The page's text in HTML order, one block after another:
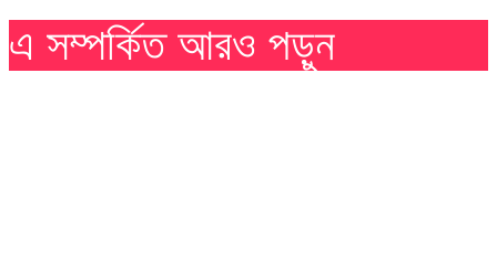
এ সম্পর্কিত আরও পড়ুন